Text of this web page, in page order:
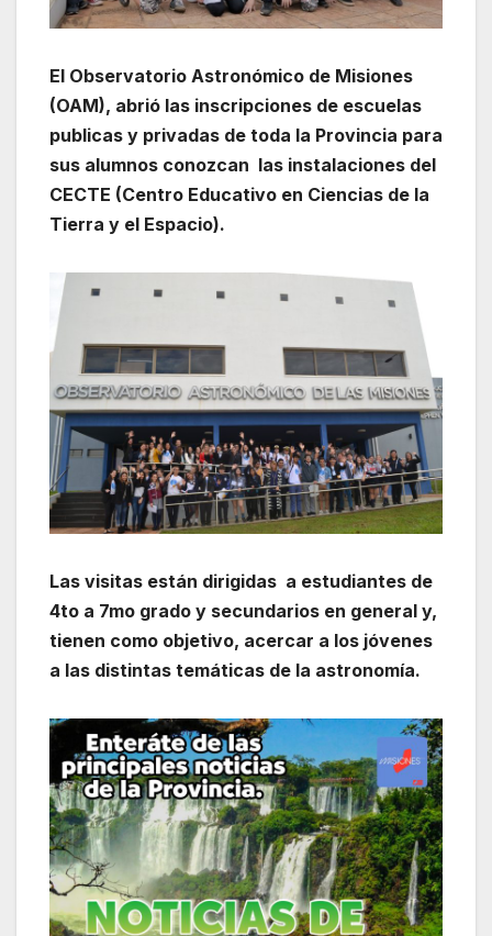
El Observatorio Astronómico de Misiones
(OAM), abrió las inscripciones de escuelas
publicas y privadas de toda la Provincia para
sus alumnos conozcan las instalaciones del
CECTE (Centro Educativo en Ciencias de la
Tierra y el Espacio).
Las visitas están dirigidas a estudiantes de
4to a 7mo grado y secundarios en general y,
tienen como objetivo, acercar a los jóvenes
a las distintas temáticas de la astronomía.